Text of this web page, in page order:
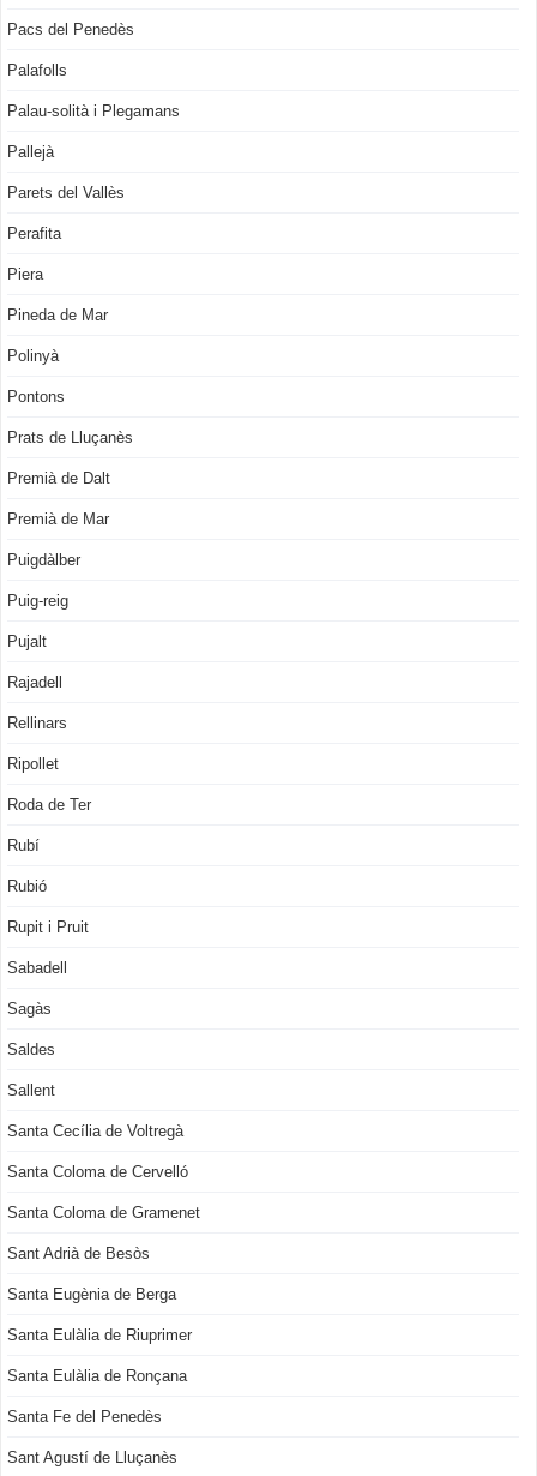
Pacs del Penedès
Palafolls
Palau-solità i Plegamans
Pallejà
Parets del Vallès
Perafita
Piera
Pineda de Mar
Polinyà
Pontons
Prats de Lluçanès
Premià de Dalt
Premià de Mar
Puigdàlber
Puig-reig
Pujalt
Rajadell
Rellinars
Ripollet
Roda de Ter
Rubí
Rubió
Rupit i Pruit
Sabadell
Sagàs
Saldes
Sallent
Santa Cecília de Voltregà
Santa Coloma de Cervelló
Santa Coloma de Gramenet
Sant Adrià de Besòs
Santa Eugènia de Berga
Santa Eulàlia de Riuprimer
Santa Eulàlia de Ronçana
Santa Fe del Penedès
Sant Agustí de Lluçanès